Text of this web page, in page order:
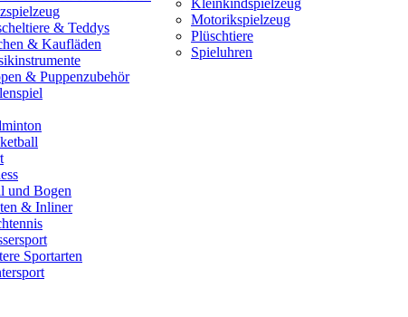
& Teddys
& Kaufläden
& Puppenzubehör
und Bogen
& Inliner
Sportarten
Motorikspielzeug
Plüschtiere
Spieluhren